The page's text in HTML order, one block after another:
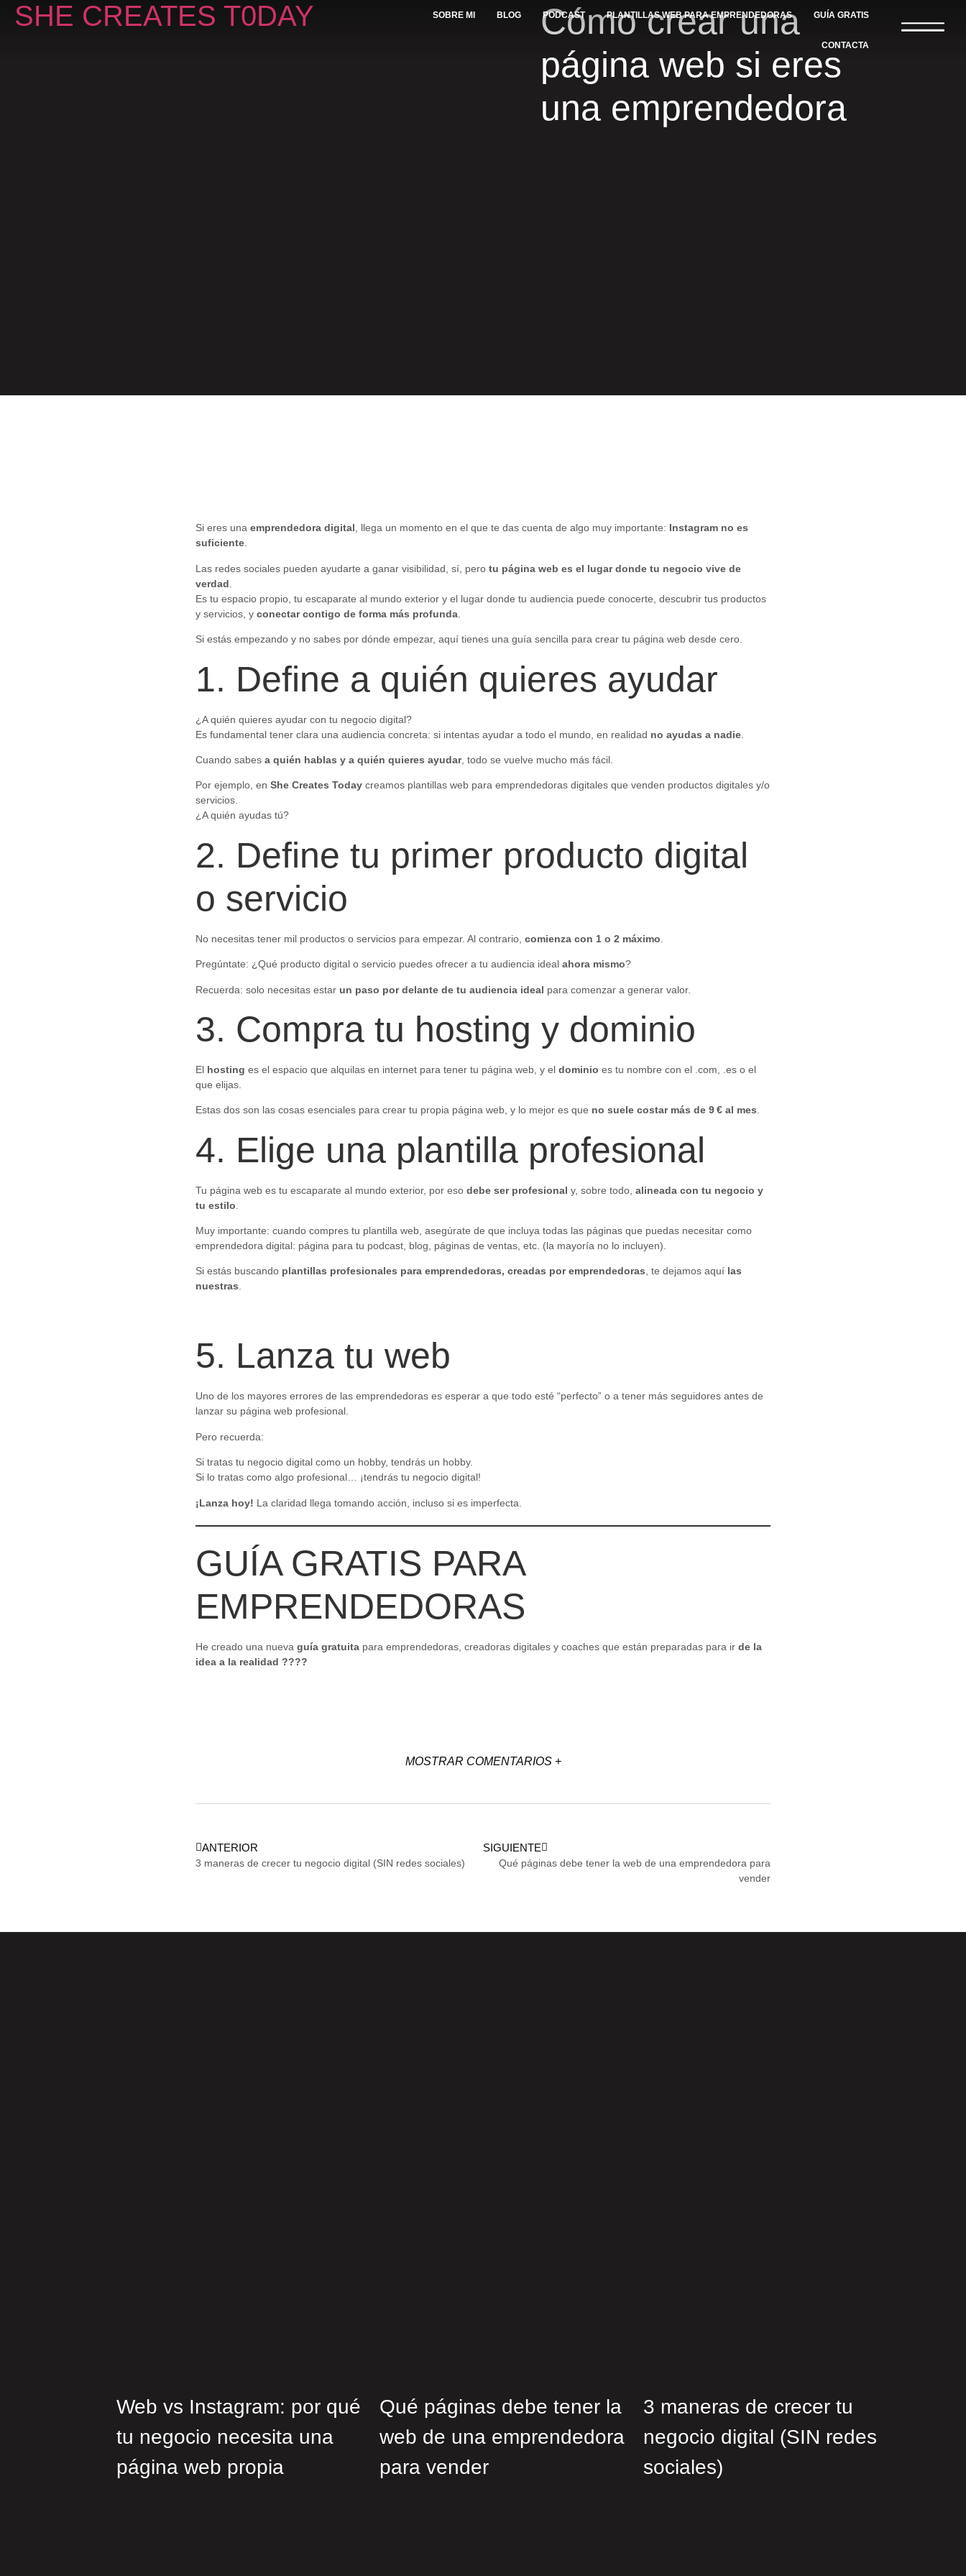
SHE CREATES T0DAY SOBRE MI BLOG PODCAST PLANTILLAS WEB PARA EMPRENDEDORAS GUÍA GRATIS
CONTACTA
Cómo crear una
página web si eres
una emprendedora
Si eres una emprendedora digital, llega un momento en el que te das cuenta de algo muy importante: Instagram no es
suficiente.
Las redes sociales pueden ayudarte a ganar visibilidad, sí, pero tu página web es el lugar donde tu negocio vive de
verdad
Es tu espacio propio, tu escaparate al mundo exterior y el lugar donde tu audiencia puede conocerte, descubrir tus productos
y servicios, y conectar contigo de forma más profunda
Si estás empezando y no sabes por dónde empezar, aquí tienes una guía sencilla para crear tu página web desde cero.
1. Define a quién quieres ayudar
¿A quién quieres ayudar con tu negocio digital?
Es fundamental tener clara una audiencia concreta: si intentas ayudar a todo el mundo, en realidad no ayudas a nadie
Cuando sabes a quién hablas y a quién quieres ayudar, todo se vuelve mucho más fácil.
Por ejemplo, en She Creates Today creamos plantillas web para emprendedoras digitales que venden productos digitales y/o
servicios.
¿A quién ayudas tú?
2. Define tu primer producto digital
o servicio
No necesitas tener mil productos o servicios para empezar. Al contrario, comienza con 1 o 2 máximo
Pregúntate: ¿Qué producto digital o servicio puedes ofrecer a tu audiencia ideal ahora mismo?
Recuerda: solo necesitas estar un paso por delante de tu audiencia ideal para comenzar a generar valor.
3. Compra tu hosting y dominio
El hosting es el espacio que alquilas en internet para tener tu página web, y el dominio es tu nombre con el .com, .es o el
que elijas.
Estas dos son las cosas esenciales para crear tu propia página web, y lo mejor es que no suele costar más de 9€ al mes.
4. Elige una plantilla profesional
Tu página web es tu escaparate al mundo exterior, por eso debe ser profesional y, sobre todo, alineada con tu negocio y
tu estilo
Muy importante: cuando compres tu plantilla web, asegúrate de que incluya todas las páginas que puedas necesitar como
emprendedora digital: página para tu podcast, blog, páginas de ventas, etc. (la mayoría no lo incluyen).
Si estás buscando plantillas profesionales para emprendedoras, creadas por emprendedoras, te dejamos aquí las
nuestras.
5. Lanza tu web
Uno de los mayores errores de las emprendedoras es esperar a que todo esté “perfecto” o a tener más seguidores antes de
lanzar su página web profesional.
Pero recuerda:
Si tratas tu negocio digital como un hobby, tendrás un hobby.
Si lo tratas como algo profesional… ¡tendrás tu negocio digital!
¡Lanza hoy! La claridad llega tomando acción, incluso si es imperfecta.
GUÍA GRATIS PARA
EMPRENDEDORAS
He creado una nueva guía gratuita para emprendedoras, creadoras digitales y coaches que están preparadas para ir de la
idea a la realidad ????
MOSTRAR COMENTARIOS +
ANTERIOR
3 maneras de crecer tu negocio digital (SIN redes sociales)
SIGUIENTE
Qué páginas debe tener la web de una emprendedora para
vender
Web vs Instagram: por qué
tu negocio necesita una
página web propia
Qué páginas debe tener la
web de una emprendedora
para vender
3 maneras de crecer tu
negocio digital (SIN redes
sociales)